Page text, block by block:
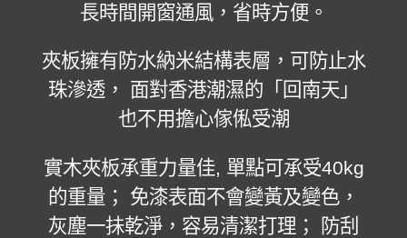
長時間開窗通風，省時方便。
夾板擁有防水納米結構表層，可防止水
珠滲透， 面對香港潮濕的「回南天」
也不用擔心傢俬受潮
實木夾板承重力量佳, 單點可承受40kg
的重量； 免漆表面不會變黃及變色，
灰塵一抺乾淨，容易清潔打理； 防刮